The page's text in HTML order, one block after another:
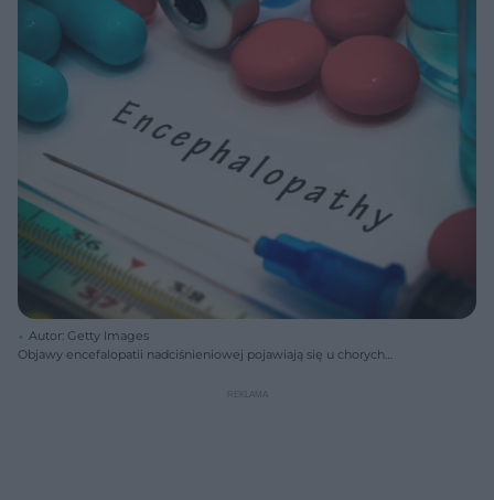
Autor: Getty Images
Objawy encefalopatii nadciśnieniowej pojawiają się u chorych